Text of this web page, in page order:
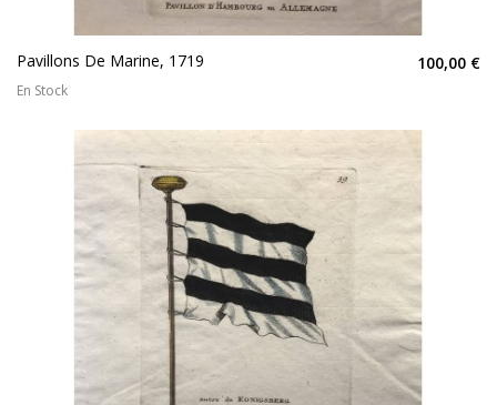
Pavillons De Marine, 1719 100,00 €
En Stock